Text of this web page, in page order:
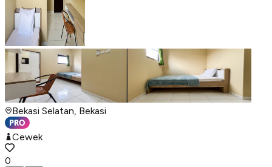
Bekasi Selatan, Bekasi
Cewek
0